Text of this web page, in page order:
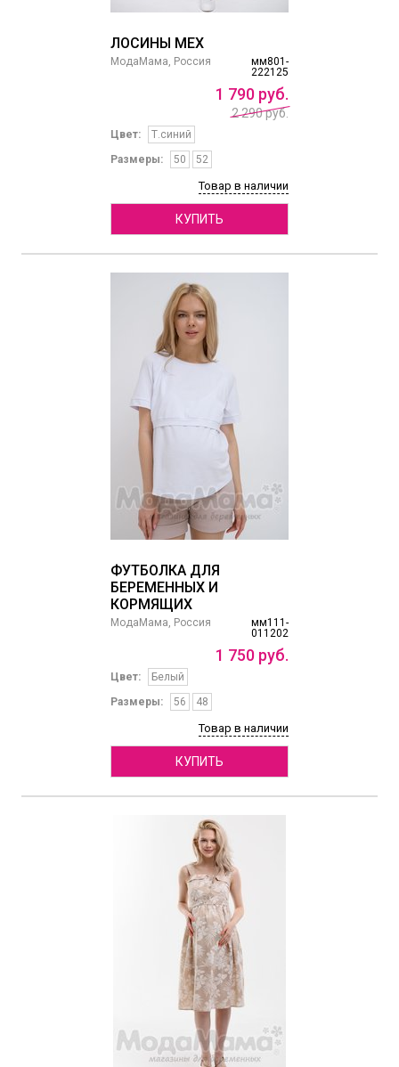
ЛОСИНЫ МЕХ
мм801-
222125
МодаМама, Россия
1 790 руб.
2 290 руб.
Цвет:
Т.синий
Размеры:
50 52
Товар в наличии
КУПИТЬ
ФУТБОЛКА ДЛЯ
БЕРЕМЕННЫХ И
КОРМЯЩИХ
мм111-
011202
МодаМама, Россия
1 750 руб.
Цвет:
Белый
Размеры:
56 48
Товар в наличии
КУПИТЬ